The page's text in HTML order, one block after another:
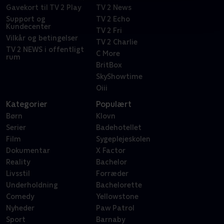
Gavekort til TV 2 Play
Support og
Kundecenter
Vilkår og betingelser
TV 2 NEWS i offentligt
rum
TV 2 News
TV 2 Echo
TV 2 Fri
TV 2 Charlie
C More
BritBox
SkyShowtime
Oiii
Kategorier
Børn
Serier
Film
Dokumentar
Reality
Livsstil
Underholdning
Comedy
Nyheder
Sport
Populært
Klovn
Badehotellet
Sygeplejeskolen
X Factor
Bachelor
Forræder
Bachelorette
Yellowstone
Paw Patrol
Barnaby